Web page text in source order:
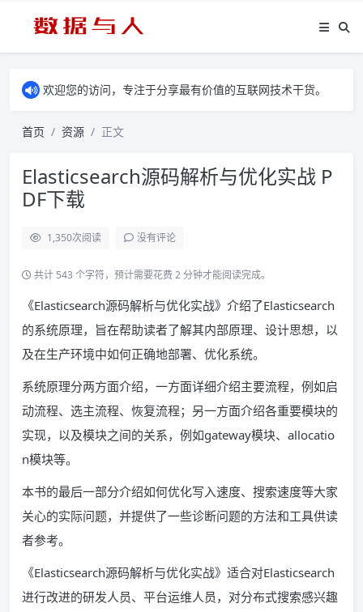
欢迎您的访问，专注于分享最有价值的互联网技术干货。
首页 资源 正文
Elasticsearch源码解析与优化实战 P
DF下载
1,350次阅读 没有评论
共计 543 个字符，预计需要花费 2 分钟才能阅读完成。
《Elasticsearch源码解析与优化实战》介绍了Elasticsearch
的系统原理，旨在帮助读者了解其内部原理、设计思想，以
及在生产环境中如何正确地部署、优化系统。
系统原理分两方面介绍，一方面详细介绍主要流程，例如启
动流程、选主流程、恢复流程；另一方面介绍各重要模块的
实现，以及模块之间的关系，例如gateway模块、allocatio
n模块等。
本书的最后一部分介绍如何优化写入速度、搜索速度等大家
关心的实际问题，并提供了一些诊断问题的方法和工具供读
者参考。
《Elasticsearch源码解析与优化实战》适合对Elasticsearch
进行改进的研发人员、平台运维人员，对分布式搜索感兴趣